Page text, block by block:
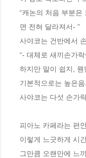
“캐논의 처음 부분
면 전혀 달라져서- ”
사야코는 건반에서
“- 대체로 새끼손가
하지만 말이 쉽지,
기본적으로는 높은
사야코는 다섯 손가
피아노 카페라는 편
이렇게 느긋하게 시
그만큼 오랜만에 느